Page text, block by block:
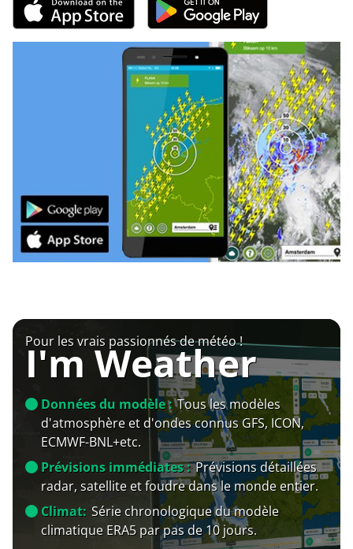
Pour les vrais passionnés de météo !
I'm Weather
Données du modèle : Tous les modèles
d'atmosphère et d'ondes connus GFS, ICON,
ECMWF-BNL+etc.
Prévisions immédiates : Prévisions détaillées
radar, satellite et foudre dans le monde entier.
Climat: Série chronologique du modèle
climatique ERA5 par pas de 10 jours.